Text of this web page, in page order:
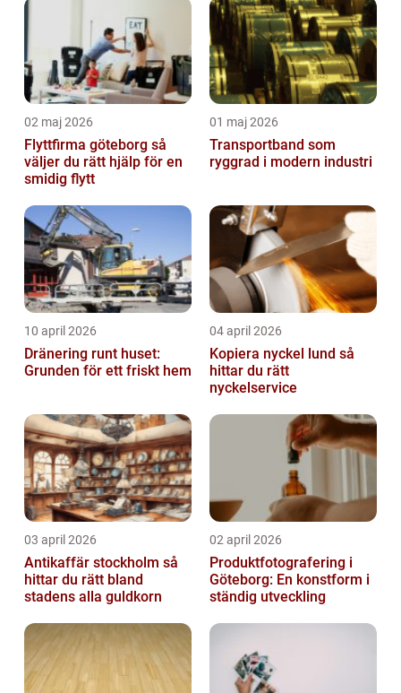
02 maj 2026
Flyttfirma göteborg så
väljer du rätt hjälp för en
smidig flytt
01 maj 2026
Transportband som
ryggrad i modern industri
10 april 2026
Dränering runt huset:
Grunden för ett friskt hem
04 april 2026
Kopiera nyckel lund så
hittar du rätt
nyckelservice
03 april 2026
Antikaffär stockholm så
hittar du rätt bland
stadens alla guldkorn
02 april 2026
Produktfotografering i
Göteborg: En konstform i
ständig utveckling